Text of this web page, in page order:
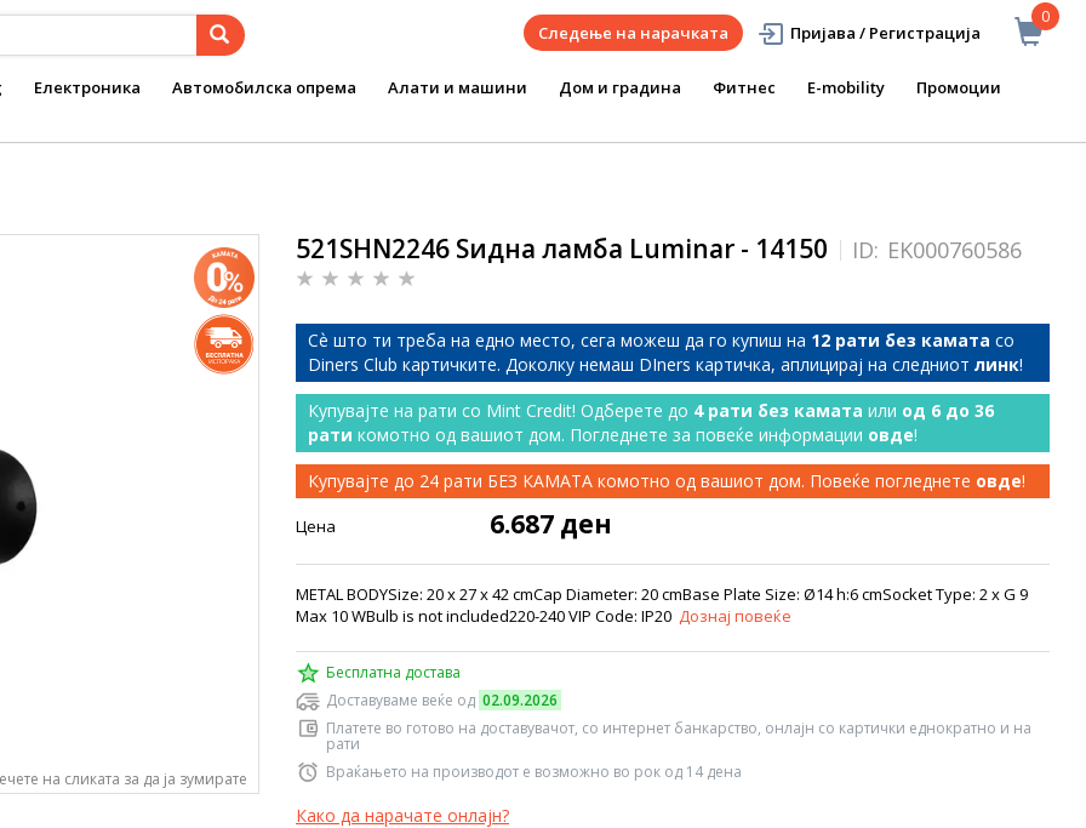
0
Следење на нарачката Пријава / Регистрација
Електроника Автомобилска опрема Алати и машини Дом и градина Фитнес E-mobility Промоции
на сликата за да ја зумирате
521SHN2246 Ѕидна ламба Luminar - 14150 ID: EK000760586
Сѐ што ти треба на едно место, сега можеш да го купиш на 12 рати без камата со
Diners Club картичките. Доколку немаш DIners картичка, аплицирај на следниот линк!
Купувајте на рати со Mint Credit! Одберете до 4 рати без камата или од 6 до 36
рати комотно од вашиот дом. Погледнете за повеќе информации овде!
Купувајте до 24 рати БЕЗ КАМАТА комотно од вашиот дом. Повеќе погледнете овде!
Цена 6.687 ден
METAL BODYSize: 20 x 27 x 42 cmCap Diameter: 20 cmBase Plate Size: Ø14 h:6 cmSocket Type: 2 x G 9
Max 10 WBulb is not included220-240 VIP Code: IP20 Дознај повеќе
Бесплатна достава
Доставуваме веќе од 02.09.2026
Платете во готово на доставувачот, со интернет банкарство, онлајн со картички еднократно и на
рати
Враќањето на производот е возможно во рок од 14 дена
Како да нарачате онлајн?